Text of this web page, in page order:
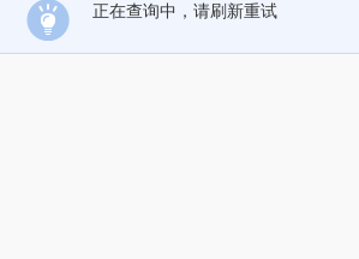
正在查询中，请刷新重试